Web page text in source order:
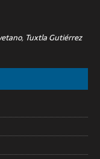
Tuxtla Gutiérrez